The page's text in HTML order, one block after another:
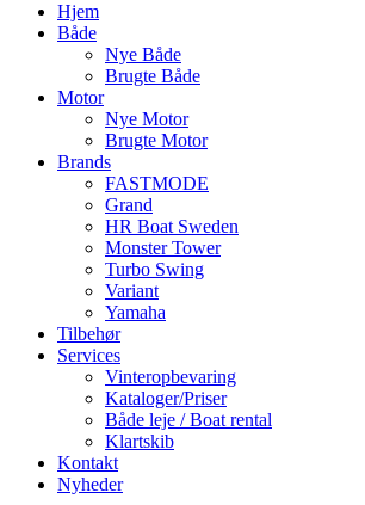
Hjem
Både
Nye Både
Brugte Både
Motor
Nye Motor
Brugte Motor
Brands
FASTMODE
Grand
HR Boat Sweden
Monster Tower
Turbo Swing
Variant
Yamaha
Tilbehør
Services
Vinteropbevaring
Kataloger/Priser
Både leje / Boat rental
Klartskib
Kontakt
Nyheder